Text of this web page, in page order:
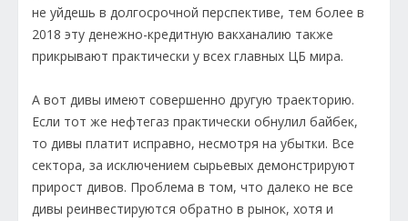
не уйдешь в долгосрочной перспективе, тем более в
2018 эту денежно-кредитную вакханалию также
прикрывают практически у всех главных ЦБ мира.
А вот дивы имеют совершенно другую траекторию.
Если тот же нефтегаз практически обнулил байбек,
то дивы платит исправно, несмотря на убытки. Все
сектора, за исключением сырьевых демонстрируют
прирост дивов. Проблема в том, что далеко не все
дивы реинвестируются обратно в рынок, хотя и